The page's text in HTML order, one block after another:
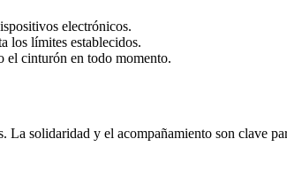
electrónicos.
los límites establecidos.
el cinturón en todo momento.
La solidaridad y el acompañamiento son clave